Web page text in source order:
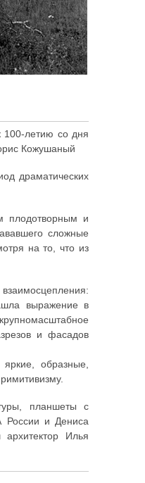
100-летию со дня
Кожушаный
драматических
плодотворным и
сложные
на то, что из
выражение в
и фасадов
образные,
планшеты с
России и Дениса
Илья